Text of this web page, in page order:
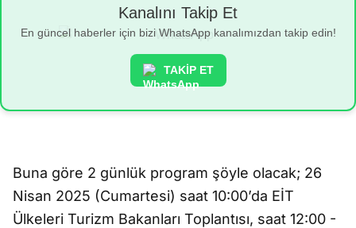
Kanalını Takip Et
En güncel haberler için bizi WhatsApp kanalımızdan takip edin!
TAKİP ET
Buna göre 2 günlük program şöyle olacak; 26
Nisan 2025 (Cumartesi) saat 10:00’da EİT
Ülkeleri Turizm Bakanları Toplantısı, saat 12:00 -